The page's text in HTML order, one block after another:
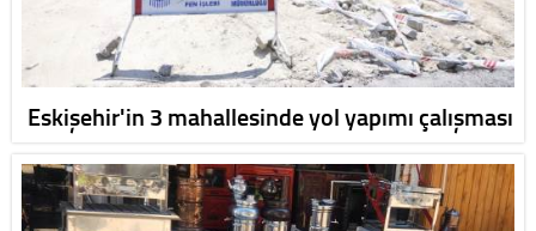
Eskişehir'in 3 mahallesinde yol yapımı çalışması